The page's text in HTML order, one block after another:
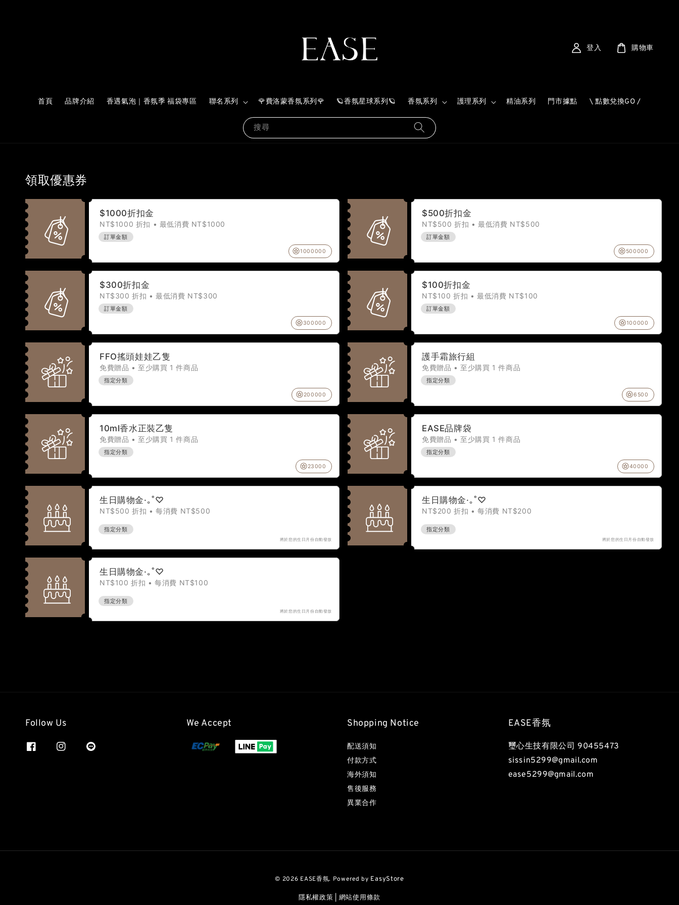
搜尋
首頁 品牌介紹 香遇氣泡｜香氛季 福袋專區 聯名系列 🌹費洛蒙香氛系列🌹 🪐香氛星球系列🪐 香氛系列 護理系列 精油系列 門市據點 \ 點數兌換GO /
登入 購物車
領取優惠券
$1000折扣金
NT$1000 折扣 • 最低消費 NT$1000
訂單金額
1000000
$500折扣金
NT$500 折扣 • 最低消費 NT$500
訂單金額
500000
$300折扣金
NT$300 折扣 • 最低消費 NT$300
訂單金額
300000
$100折扣金
NT$100 折扣 • 最低消費 NT$100
訂單金額
100000
FFO搖頭娃娃乙隻
免費贈品 • 至少購買 1 件商品
指定分類
200000
護手霜旅行組
免費贈品 • 至少購買 1 件商品
指定分類
6500
10ml香水正裝乙隻
免費贈品 • 至少購買 1 件商品
指定分類
23000
EASE品牌袋
免費贈品 • 至少購買 1 件商品
指定分類
40000
生日購物金·｡˚♡
NT$500 折扣 • 每消費 NT$500
指定分類
將於您的生日月份自動發放
生日購物金·｡˚♡
NT$200 折扣 • 每消費 NT$200
指定分類
將於您的生日月份自動發放
生日購物金·｡˚♡
NT$100 折扣 • 每消費 NT$100
指定分類
將於您的生日月份自動發放
Follow Us We Accept Shopping Notice
配送須知
付款方式
海外須知
售後服務
異業合作
EASE香氛
璽心生技有限公司 90455473
sissin5299@gmail.com
ease5299@gmail.com
© 2026 EASE香氛. Powered by EasyStore
隱私權政策 網站使用條款